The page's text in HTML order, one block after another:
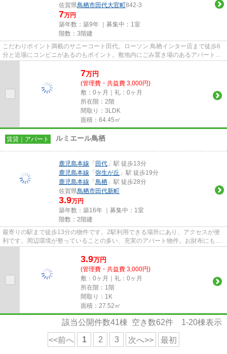
佐賀県鳥栖市田代大官町842-3
7万円
築年数：築9年 ｜募集中： 1室
階数：3階建
こだわりポイント満載のサニーコート田代。ローソン 鳥栖インター店まで徒歩6
分と近場にコンビニがあるのもポイント。敷地内にごみ置き場のあるアパートで
す。築9年の物件です。当社ス...
7万円
(管理費・共益費 3,000円)
敷：0ヶ月｜礼：0ヶ月
所在階：2階
間取り：3LDK
面積：64.45㎡
賃貸｜アパート ルミエール鳥栖
鹿児島本線 「田代 」駅 徒歩13分
鹿児島本線 「弥生が丘 」駅 徒歩19分
鹿児島本線 「鳥栖 」駅 徒歩28分
佐賀県鳥栖市田代新町
3.9万円
築年数：築16年 ｜募集中： 1室
階数：2階建
最寄りの駅まで徒歩13分の物件です。2駅利用できる場所にあり、アクセスが便
利です。周辺環境が整っていることの多い、充実のアパート物件。お財布にも優
しい、照明要らずの明るい物件...
3.9万円
(管理費・共益費 3,000円)
敷：0ヶ月｜礼：0ヶ月
所在階：1階
間取り：1K
面積：27.52㎡
該当公開件数41棟 空き数62件 1-20棟表示
<<前へ 1 2 3 次へ>> 最初